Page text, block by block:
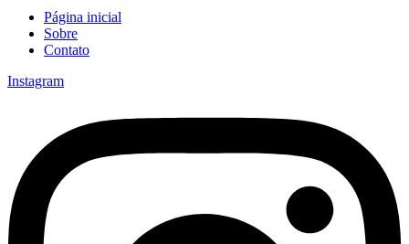
Página inicial
Sobre
Contato
Instagram